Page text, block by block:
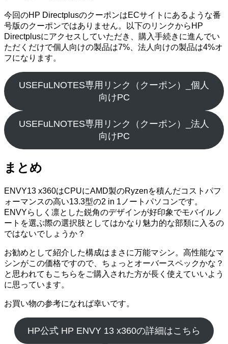
今回のHP DirectplusのクーポンはECサイトにあるような番
号版のクーポンではありません。以下のリンクからHP
Directplusにアクセスしていただき、購入手続きに進んでい
ただくだけで個人向けの製品は7%、法人向けの製品は4%オ
フになります。
USEFuLNOTES専用リンク（クーポン）_個人
向けPC
USEFuLNOTES専用リンク（クーポン）_法人
向けPC
まとめ
ENVY13 x360はCPUにAMD製のRyzenを積んだコストパフ
ォーマンスの高い13.3型の2 in 1ノートパソコンです。
ENVYらしく凛とした鋭角のデザインが好印象でモバイルノ
ートを選ぶ際の選択肢としてはかなり魅力的な部類に入るの
ではないでしょうか？
お勧めとして紹介した構成はまさに万能マシン。高性能なマ
シンがこの価格ですので、ちょっとオーバースペックかな？
と思われてもこちらをご購入された方が長く使えていいよう
に思っています。
お買い物の参考になれば幸いです。
HP公式 HP ENVY 13 x360の詳細はこちら